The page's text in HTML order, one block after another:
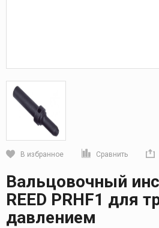
В избранное Сравнить
Кликните, чтобы скопировать прямую
Вальцовочный
REED PRHF1 для
давлением